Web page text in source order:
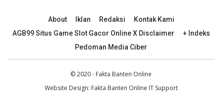
About Iklan Redaksi
Kontak Kami
AGB99 Situs Game Slot Gacor Online X Disclaimer
+ Indeks
Pedoman Media Ciber
© 2020 - Fakta Banten Online
Website Design: Fakta Banten Online IT Support